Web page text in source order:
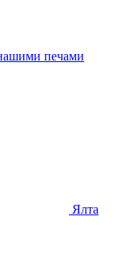
печами
Ялта